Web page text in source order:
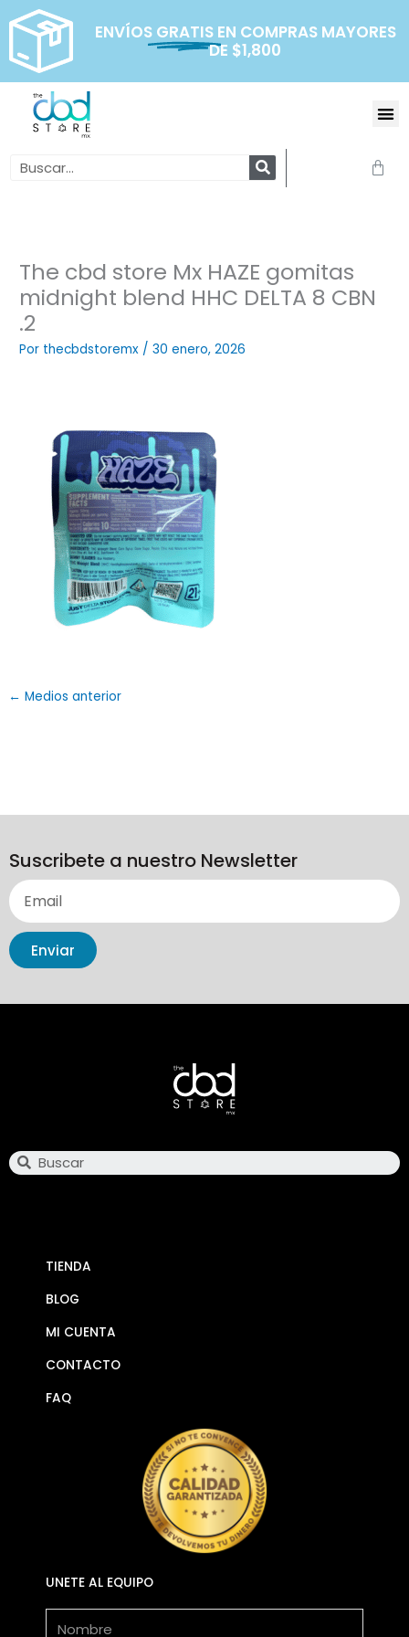
contenido
ENVÍOS GRATIS EN COMPRAS MAYORES
DE $1,800
Search
The cbd store Mx HAZE gomitas
midnight blend HHC DELTA 8 CBN
.2
Por thecbdstoremx /30 enero, 2026
← Medios anterior
Suscribete a nuestro Newsletter
Enviar
TIENDA
BLOG
MI CUENTA
CONTACTO
FAQ
UNETE AL EQUIPO